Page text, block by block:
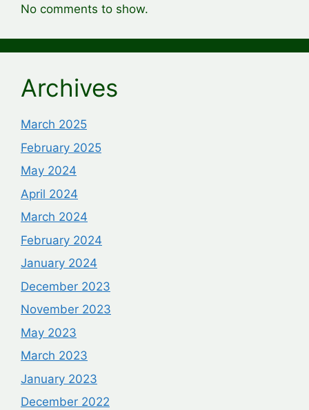
No comments to show.
Archives
March 2025
February 2025
May 2024
April 2024
March 2024
February 2024
January 2024
December 2023
November 2023
May 2023
March 2023
January 2023
December 2022